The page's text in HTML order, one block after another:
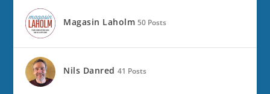
Magasin Laholm 50 Posts
Nils Danred 41 Posts